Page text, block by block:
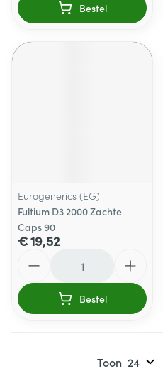
Bestel
Eurogenerics (EG)
Fultium D3 2000 Zachte
Caps 90
€ 19,52
Bestel
Toon